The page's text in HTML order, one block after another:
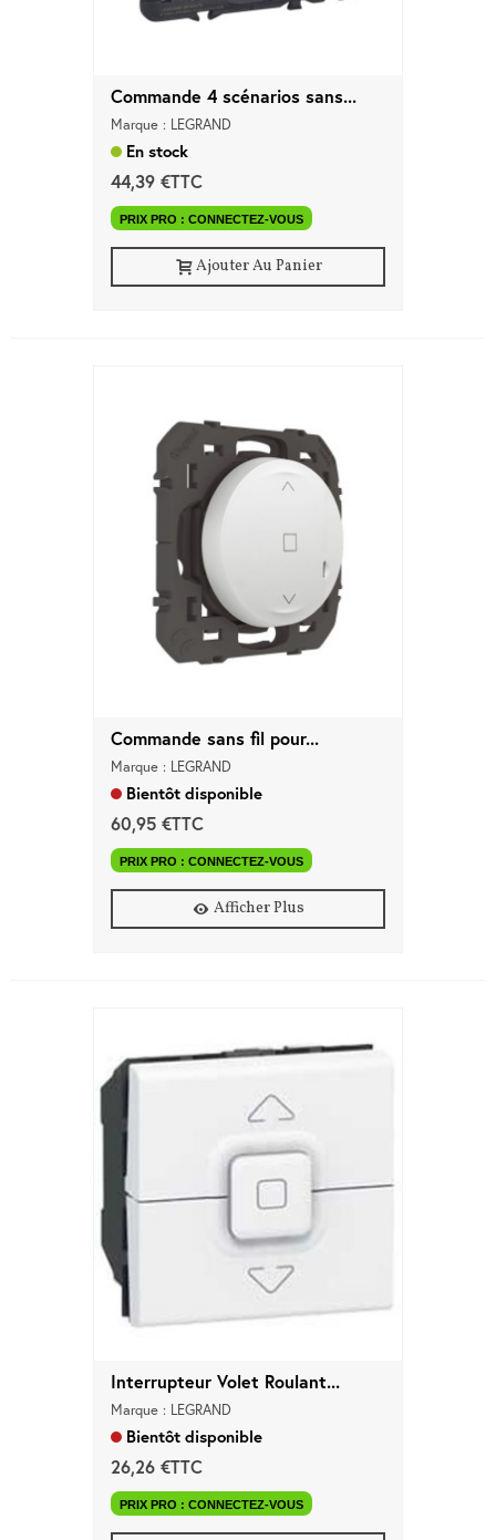
Commande 4 scénarios sans...
Marque : LEGRAND
En stock
44,39 €TTC
PRIX PRO : CONNECTEZ-VOUS
Ajouter Au Panier
Commande sans fil pour...
Marque : LEGRAND
Bientôt disponible
60,95 €TTC
PRIX PRO : CONNECTEZ-VOUS
Afficher Plus
Interrupteur Volet Roulant...
Marque : LEGRAND
Bientôt disponible
26,26 €TTC
PRIX PRO : CONNECTEZ-VOUS